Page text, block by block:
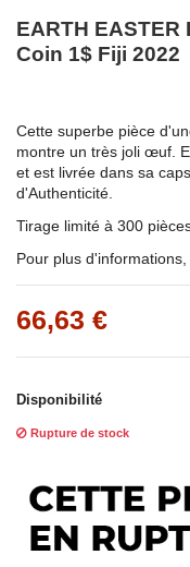
EARTH
Coin 1$ Fiji 2022
Cette superbe pièce
montre un très joli œuf.
et est livrée dans sa
d'Authenticité.
Tirage limité à 300
Pour plus
66,63 €
Disponibilité
Rupture de stock